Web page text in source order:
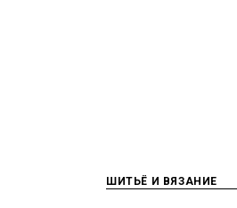
ШИТЬЁ И ВЯЗАНИЕ